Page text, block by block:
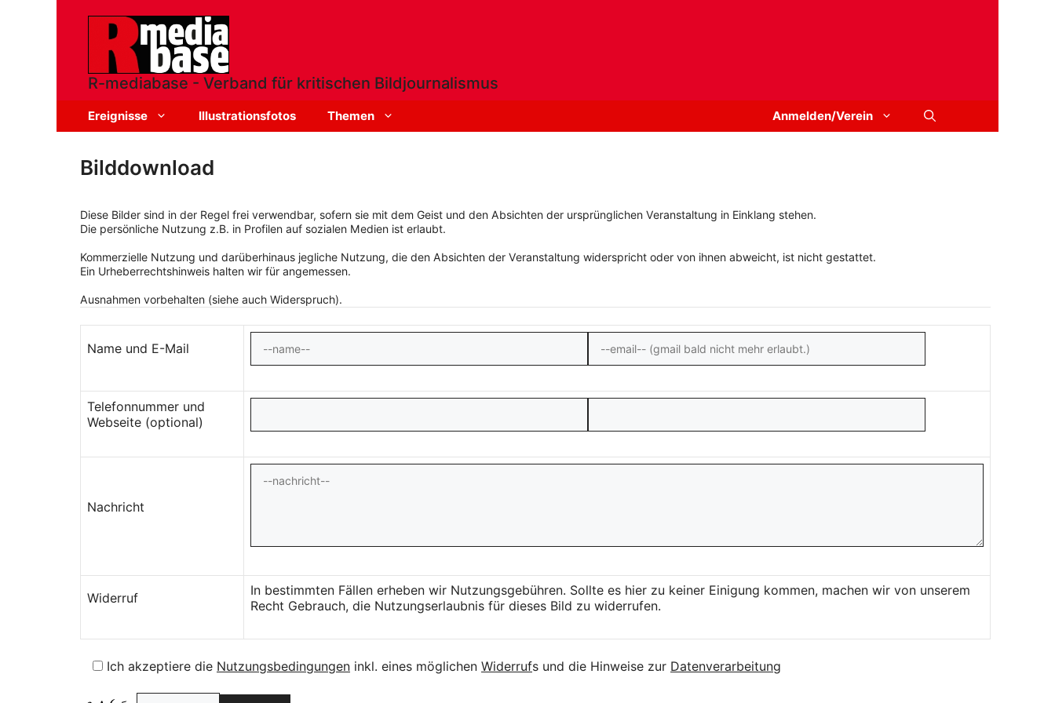
R-mediabase - Verband für kritischen Bildjournalismus
Ereignisse Illustrationsfotos Themen Anmelden/Verein
Bilddownload
Diese Bilder sind in der Regel frei verwendbar, sofern sie mit dem Geist und den Absichten der ursprünglichen Veranstaltung in Einklang stehen.
Die persönliche Nutzung z.B. in Profilen auf sozialen Medien ist erlaubt.
Kommerzielle Nutzung und darüberhinaus jegliche Nutzung, die den Absichten der Veranstaltung widerspricht oder von ihnen abweicht, ist nicht gestattet.
Ein Urheberrechtshinweis halten wir für angemessen.
Ausnahmen vorbehalten (siehe auch Widerspruch).
Name und E-Mail
Telefonnummer und
Webseite (optional)
Nachricht
Widerruf
In bestimmten Fällen erheben wir Nutzungsgebühren. Sollte es hier zu keiner Einigung kommen, machen wir von unserem
Recht Gebrauch, die Nutzungserlaubnis für dieses Bild zu widerrufen.
Ich akzeptiere die Nutzungsbedingungen inkl. eines möglichen Widerrufs und die Hinweise zur Datenverarbeitung